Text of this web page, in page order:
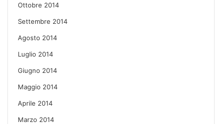
Ottobre 2014
Settembre 2014
Agosto 2014
Luglio 2014
Giugno 2014
Maggio 2014
Aprile 2014
Marzo 2014